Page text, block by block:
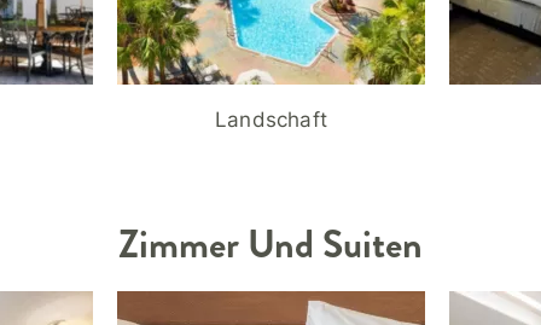
Landschaft
Zimmer Und Suiten